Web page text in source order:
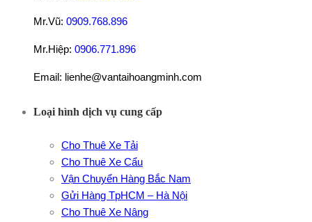
Mr.Vũ: 0909.768.896
Mr.Hiệp: 0906.771.896
Email: lienhe@vantaihoangminh.com
Loại hình dịch vụ cung cấp
Cho Thuê Xe Tải
Cho Thuê Xe Cẩu
Vận Chuyển Hàng Bắc Nam
Gửi Hàng TpHCM – Hà Nội
Cho Thuê Xe Nâng